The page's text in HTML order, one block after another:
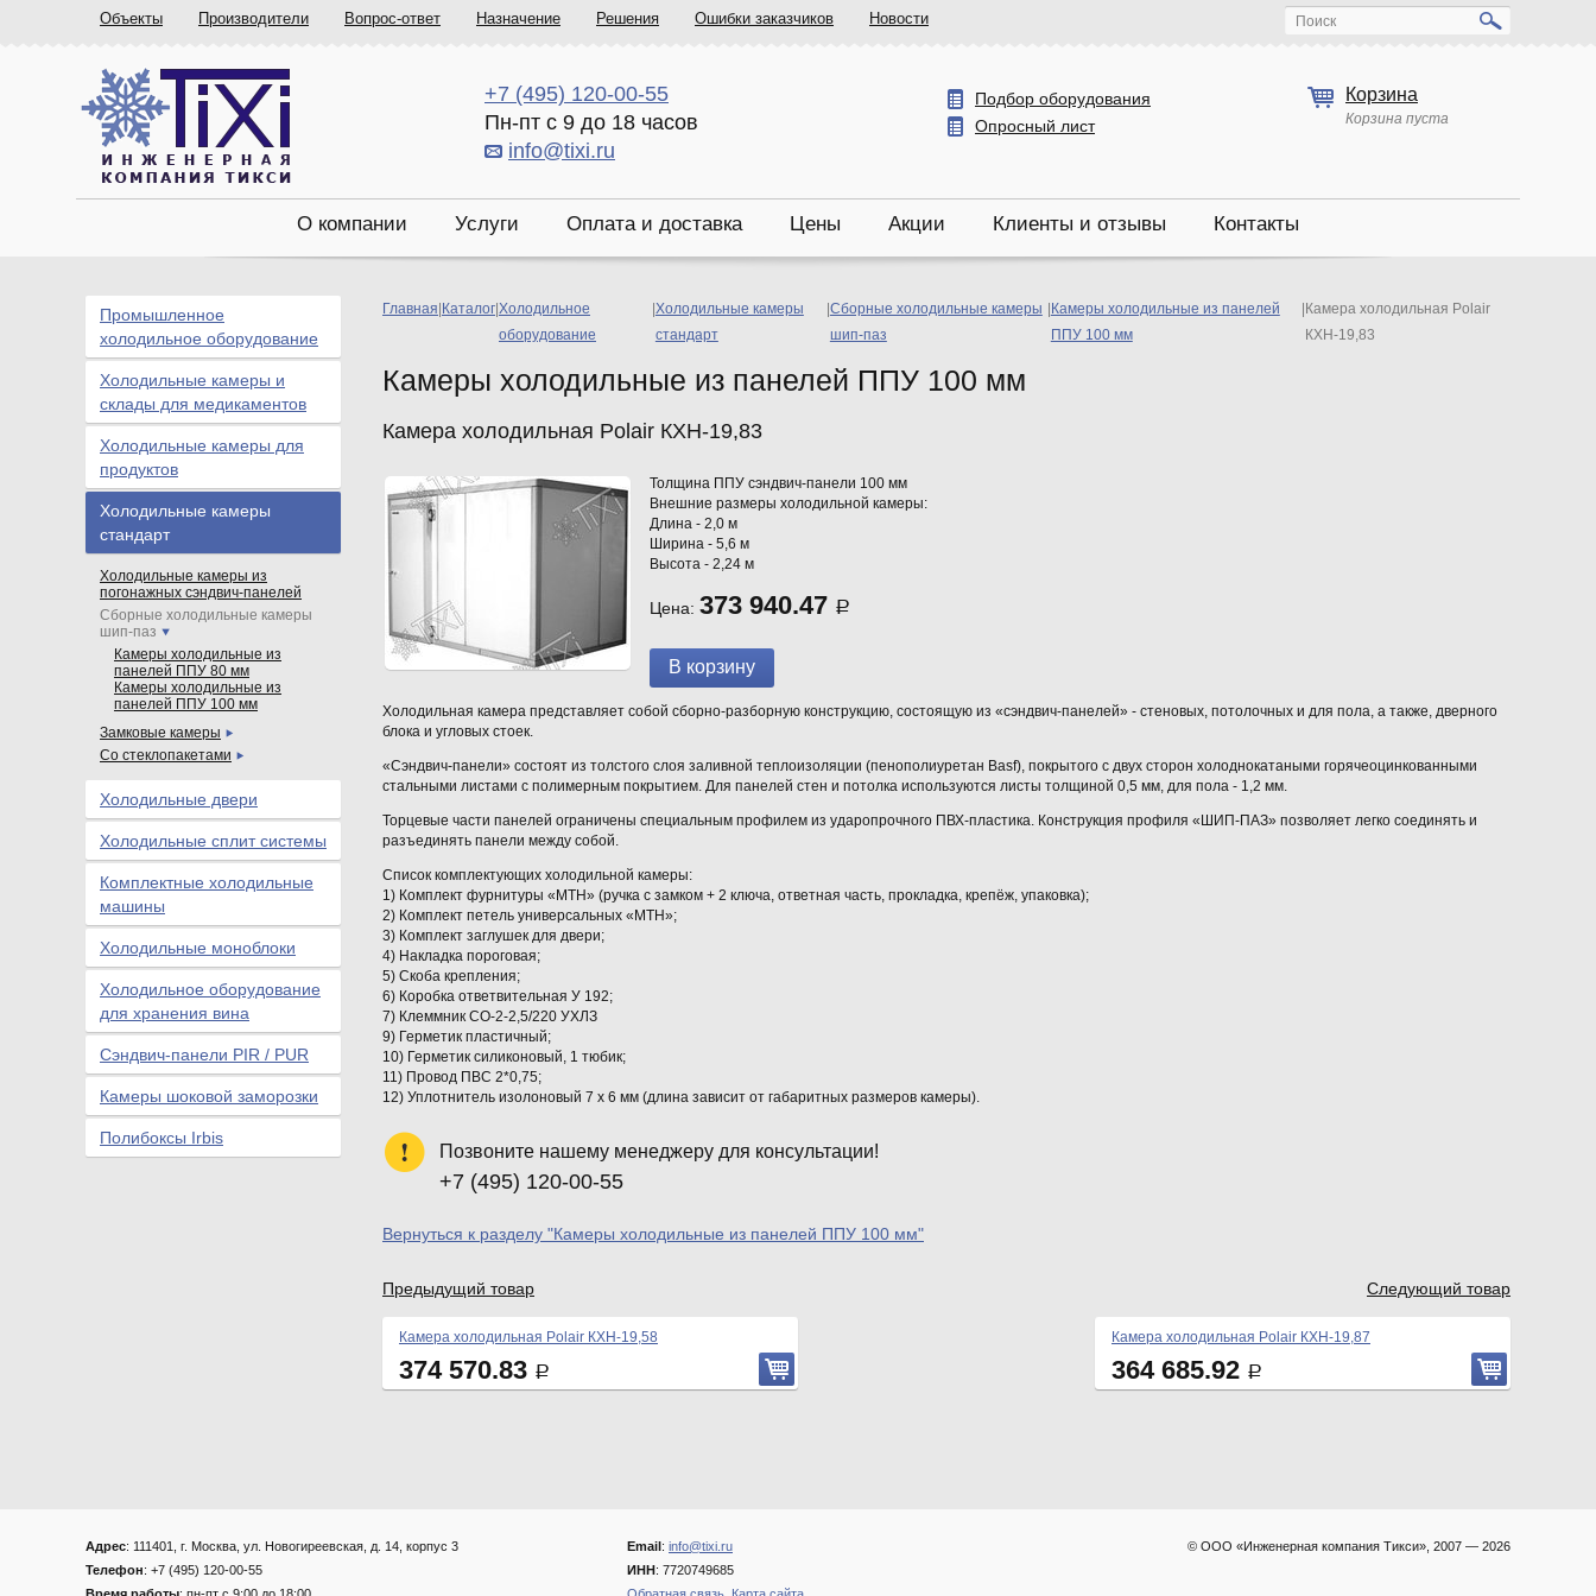
Объекты Производители Вопрос-ответ Назначение Решения Ошибки заказчиков Новости Поиск
+7 (495) 120-00-55
Пн-пт с 9 до 18 часов
info@tixi.ru
Подбор оборудования
Опросный лист
Корзина
Корзина пуста
О компании Услуги Оплата и доставка Цены Акции Клиенты и отзывы Контакты
Главная Каталог Холодильное
оборудование
Холодильные камеры
стандарт
Сборные холодильные камеры
шип-паз
Камеры холодильные из панелей
ППУ 100 мм
Камера холодильная Polair
КХН-19,83
Камеры холодильные из панелей ППУ 100 мм
Камера холодильная Polair КХН-19,83
Толщина ППУ сэндвич-панели 100 мм
Внешние размеры холодильной камеры:
Длина - 2,0 м
Ширина - 5,6 м
Высота - 2,24 м
Цена: 373 940.47 Р
Холодильная камера представляет собой сборно-разборную конструкцию, состоящую из «сэндвич-панелей» - стеновых, потолочных и для пола, а также, дверного
блока и угловых стоек.
«Сэндвич-панели» состоят из толстого слоя заливной теплоизоляции (пенополиуретан Basf), покрытого с двух сторон холоднокатаными горячеоцинкованными
стальными листами с полимерным покрытием. Для панелей стен и потолка используются листы толщиной 0,5 мм, для пола - 1,2 мм.
Торцевые части панелей ограничены специальным профилем из ударопрочного ПВХ-пластика. Конструкция профиля «ШИП-ПАЗ» позволяет легко соединять и
разъединять панели между собой.
Список комплектующих холодильной камеры:
1) Комплект фурнитуры «MTH» (ручка с замком + 2 ключа, ответная часть, прокладка, крепёж, упаковка);
2) Комплект петель универсальных «МТН»;
3) Комплект заглушек для двери;
4) Накладка пороговая;
5) Скоба крепления;
6) Коробка ответвительная У 192;
7) Клеммник СО-2-2,5/220 УХЛЗ
9) Герметик пластичный;
10) Герметик силиконовый, 1 тюбик;
11) Провод ПВС 2*0,75;
12) Уплотнитель изолоновый 7 х 6 мм (длина зависит от габаритных размеров камеры).
Позвоните нашему менеджеру для консультации!
+7 (495) 120-00-55
Вернуться к разделу "Камеры холодильные из панелей ППУ 100 мм"
Предыдущий товар
Камера холодильная Polair КХН-19,58
374 570.83 Р
Следующий товар
Камера холодильная Polair КХН-19,87
364 685.92 Р
Промышленное
холодильное оборудование
Холодильные камеры и
склады для медикаментов
Холодильные камеры для
продуктов
Холодильные камеры
стандарт
Холодильные камеры из
погонажных сэндвич-панелей
Сборные холодильные камеры
шип-паз
Камеры холодильные из
панелей ППУ 80 мм
Камеры холодильные из
панелей ППУ 100 мм
Замковые камеры
Со стеклопакетами
Холодильные двери
Холодильные сплит системы
Комплектные холодильные
машины
Холодильные моноблоки
Холодильное оборудование
для хранения вина
Сэндвич-панели PIR / PUR
Камеры шоковой заморозки
Полибоксы Irbis
Адрес: 111401, г. Москва, ул. Новогиреевская, д. 14, корпус 3
Телефон: +7 (495) 120-00-55
Email: info@tixi.ru
ИНН: 7720749685
© ООО «Инженерная компания Тикси», 2007 — 2026